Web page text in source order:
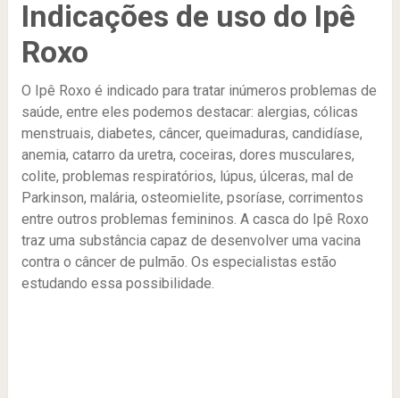
Indicações de uso do Ipê
Roxo
O Ipê Roxo é indicado para tratar inúmeros problemas de
saúde, entre eles podemos destacar: alergias, cólicas
menstruais, diabetes, câncer, queimaduras, candidíase,
anemia, catarro da uretra, coceiras, dores musculares,
colite, problemas respiratórios, lúpus, úlceras, mal de
Parkinson, malária, osteomielite, psoríase, corrimentos
entre outros problemas femininos. A casca do Ipê Roxo
traz uma substância capaz de desenvolver uma vacina
contra o câncer de pulmão. Os especialistas estão
estudando essa possibilidade.